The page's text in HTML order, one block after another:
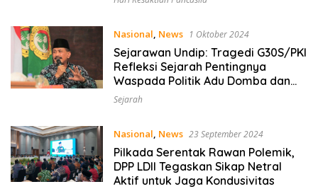
Nasional, News 1 Oktober 2024
Sejarawan Undip: Tragedi G30S/PKI
Refleksi Sejarah Pentingnya
Waspada Politik Adu Domba dan
Dewasa dalam Berdemokrasi
Sejarah
Nasional, News 23 September 2024
Pilkada Serentak Rawan Polemik,
DPP LDII Tegaskan Sikap Netral
Aktif untuk Jaga Kondusivitas